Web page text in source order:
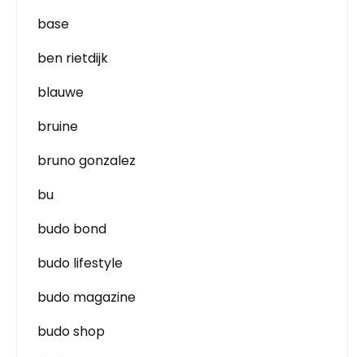
base
ben rietdijk
blauwe
bruine
bruno gonzalez
bu
budo bond
budo lifestyle
budo magazine
budo shop